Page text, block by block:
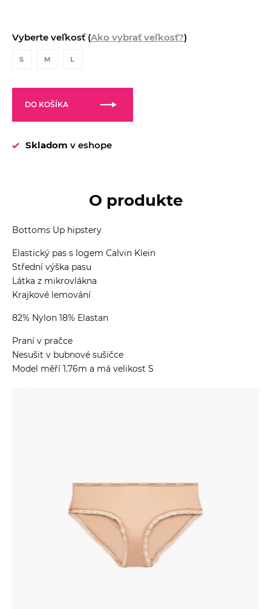
Vyberte veľkosť (Ako vybrať veľkosť?)
S M L
DO KOŠÍKA
Skladom v eshope
O produkte
Bottoms Up hipstery
Elastický pas s logem Calvin Klein
Střední výška pasu
Látka z mikrovlákna
Krajkové lemování
82% Nylon 18% Elastan
Praní v pračce
Nesušit v bubnové sušičce
Model měří 1.76m a má velikost S